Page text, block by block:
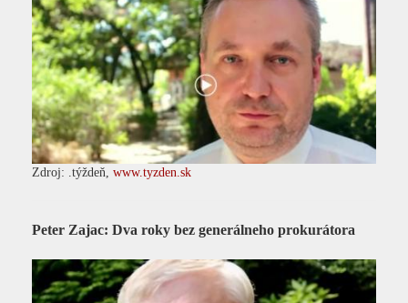
Zdroj: .týždeň, www.tyzden.sk
Peter Zajac: Dva roky bez generálneho prokurátora